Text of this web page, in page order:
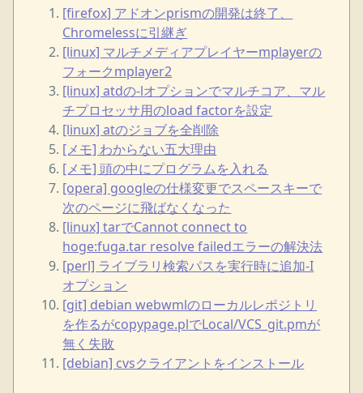
[firefox] アドオンprismの開発は終了、
Chromelessに引継ぎ
[linux] マルチメディアプレイヤーmplayerの
フォークmplayer2
[linux] atdの-lオプションでマルチコア、マル
チプロセッサ用のload factorを設定
[linux] atのジョブを全削除
[メモ] わからない五大理由
[メモ] 頭の中にプログラムを入れる
[opera] googleの仕様変更でスペースキーで
次のページに飛ばなくなった
[linux] tarでCannot connect to
hoge:fuga.tar resolve failedエラーの解決法
[perl] ライブラリ検索パスを実行時に追加-I
オプション
[git] debian webwmlのローカルレポジトリ
を作るがcopypage.plでLocal/VCS_git.pmが
無く失敗
[debian] cvsクライアントをインストール